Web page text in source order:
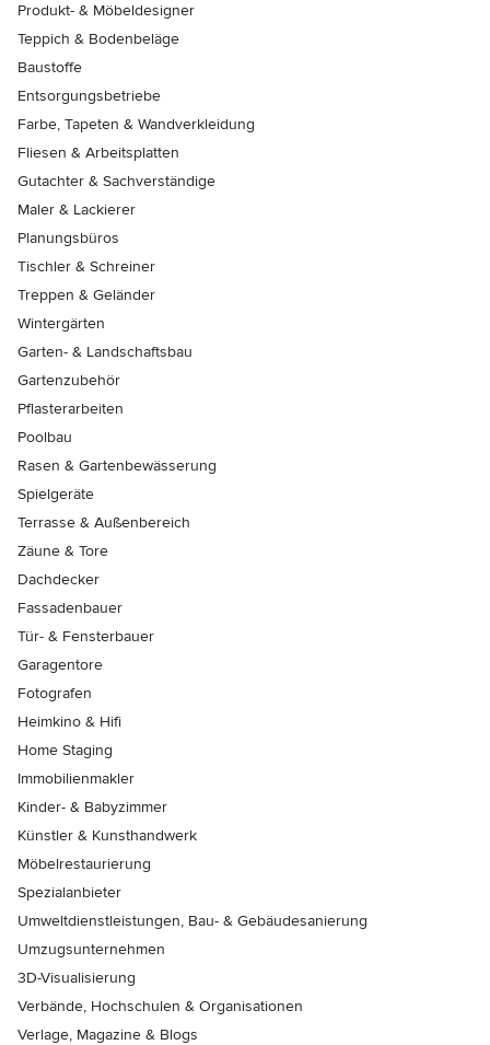
Produkt- & Möbeldesigner
Teppich & Bodenbeläge
Baustoffe
Entsorgungsbetriebe
Farbe, Tapeten & Wandverkleidung
Fliesen & Arbeitsplatten
Gutachter & Sachverständige
Maler & Lackierer
Planungsbüros
Tischler & Schreiner
Treppen & Geländer
Wintergärten
Garten- & Landschaftsbau
Gartenzubehör
Pflasterarbeiten
Poolbau
Rasen & Gartenbewässerung
Spielgeräte
Terrasse & Außenbereich
Zäune & Tore
Dachdecker
Fassadenbauer
Tür- & Fensterbauer
Garagentore
Fotografen
Heimkino & Hifi
Home Staging
Immobilienmakler
Kinder- & Babyzimmer
Künstler & Kunsthandwerk
Möbelrestaurierung
Spezialanbieter
Umweltdienstleistungen, Bau- & Gebäudesanierung
Umzugsunternehmen
3D-Visualisierung
Verbände, Hochschulen & Organisationen
Verlage, Magazine & Blogs